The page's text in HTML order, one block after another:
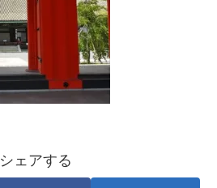
シェアする